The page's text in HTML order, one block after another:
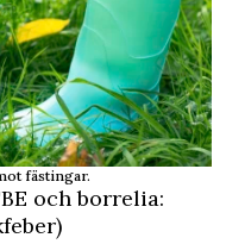
fästingar.
och borrelia: